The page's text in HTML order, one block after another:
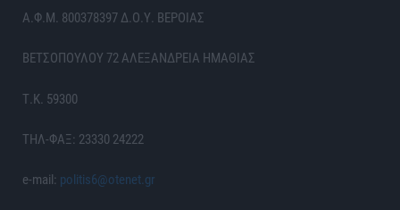
Α.Φ.Μ. 800378397 Δ.Ο.Υ. ΒΕΡΟΙΑΣ
ΒΕΤΣΟΠΟΥΛΟΥ 72 ΑΛΕΞΑΝΔΡΕΙΑ ΗΜΑΘΙΑΣ
Τ.Κ. 59300
ΤΗΛ-ΦΑΞ: 23330 24222
e-mail: politis6@otenet.gr